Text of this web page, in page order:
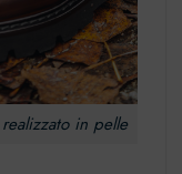
in pelle